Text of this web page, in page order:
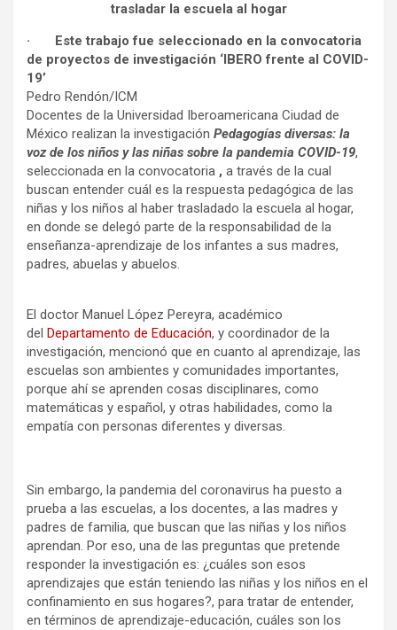
trasladar la escuela al hogar
· Este trabajo fue seleccionado en la convocatoria
de proyectos de investigación ‘IBERO frente al COVID-
19’
Pedro Rendón/ICM
Docentes de la Universidad Iberoamericana Ciudad de
México realizan la investigación Pedagogías diversas: la
voz de los niños y las niñas sobre la pandemia COVID-19,
seleccionada en la convocatoria , a través de la cual
buscan entender cuál es la respuesta pedagógica de las
niñas y los niños al haber trasladado la escuela al hogar,
en donde se delegó parte de la responsabilidad de la
enseñanza-aprendizaje de los infantes a sus madres,
padres, abuelas y abuelos.
El doctor Manuel López Pereyra, académico
del Departamento de Educación, y coordinador de la
investigación, mencionó que en cuanto al aprendizaje, las
escuelas son ambientes y comunidades importantes,
porque ahí se aprenden cosas disciplinares, como
matemáticas y español, y otras habilidades, como la
empatía con personas diferentes y diversas.
Sin embargo, la pandemia del coronavirus ha puesto a
prueba a las escuelas, a los docentes, a las madres y
padres de familia, que buscan que las niñas y los niños
aprendan. Por eso, una de las preguntas que pretende
responder la investigación es: ¿cuáles son esos
aprendizajes que están teniendo las niñas y los niños en el
confinamiento en sus hogares?, para tratar de entender,
en términos de aprendizaje-educación, cuáles son los